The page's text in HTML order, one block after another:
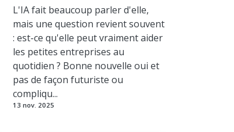
L'IA fait beaucoup parler d'elle,
mais une question revient souvent
: est-ce qu'elle peut vraiment aider
les petites entreprises au
quotidien ? Bonne nouvelle oui et
pas de façon futuriste ou
compliqu...
13 nov. 2025